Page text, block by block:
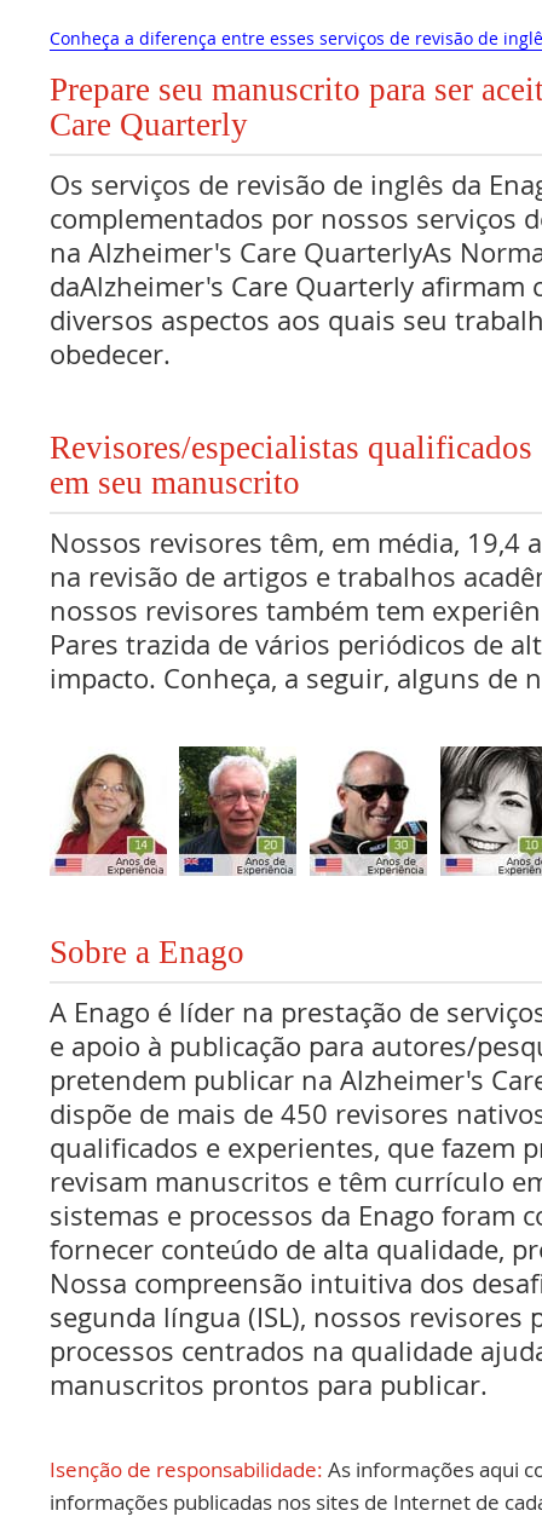
Conheça a diferença entre esses serviços de revisão de
Prepare seu manuscrito para ser
Care Quarterly
Os serviços de revisão de inglês da
complementados por nossos serviços
na Alzheimer's Care QuarterlyAs
daAlzheimer's Care Quarterly afirmam
diversos aspectos aos quais seu
obedecer.
Revisores/especialistas
em seu manuscrito
Nossos revisores têm, em média, 19,4
na revisão de artigos e trabalhos
nossos revisores também tem
Pares trazida de vários periódicos de
impacto. Conheça, a seguir, alguns de
Sobre a Enago
A Enago é líder na prestação de
e apoio à publicação para autores/
pretendem publicar na Alzheimer's
dispõe de mais de 450 revisores
qualificados e experientes, que fazem
revisam manuscritos e têm currículo
sistemas e processos da Enago foram
fornecer conteúdo de alta qualidade,
Nossa compreensão intuitiva dos
segunda língua (ISL), nossos revisores
processos centrados na qualidade
manuscritos prontos para publicar.
Isenção de responsabilidade: As informações aqui
informações publicadas nos sites de Internet de